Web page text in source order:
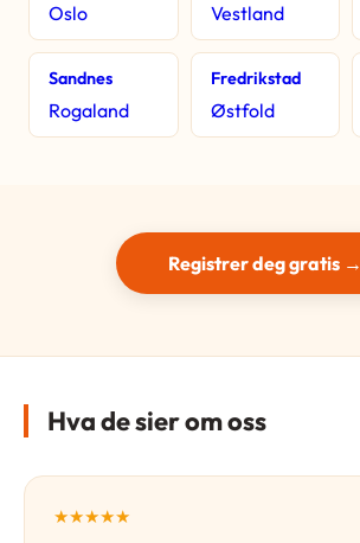
Oslo Vestland
Sandnes
Rogaland
Fredrikstad
Østfold
Registrer deg gratis →
Hva de sier om oss
★★★★★